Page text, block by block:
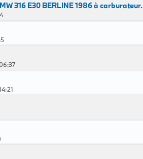
316 E30 BERLINE 1986 à carburateur.